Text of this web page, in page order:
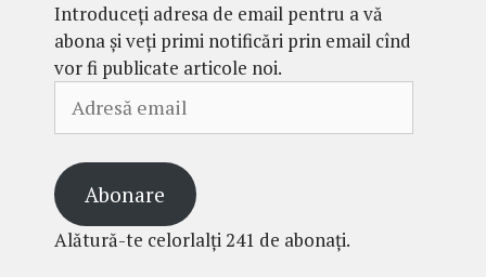
Introduceți adresa de email pentru a vă
abona și veți primi notificări prin email cînd
vor fi publicate articole noi.
email
Abonare
Alătură-te celorlalți 241 de abonați.